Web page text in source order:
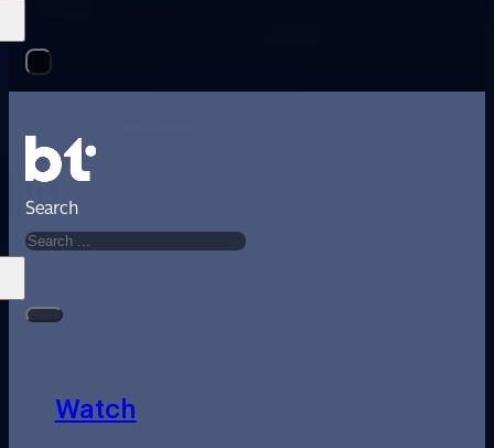
Search
Watch